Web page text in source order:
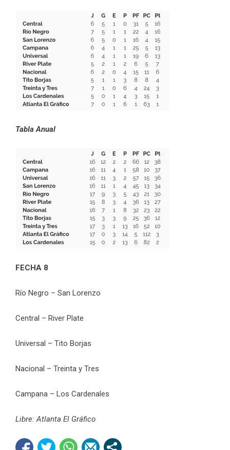
Tabla Anual
FECHA 8
Río Negro – San Lorenzo
Central – River Plate
Universal – Tito Borjas
Nacional – Treinta y Tres
Campana – Los Cardenales
Libre: Atlanta El Gráfico